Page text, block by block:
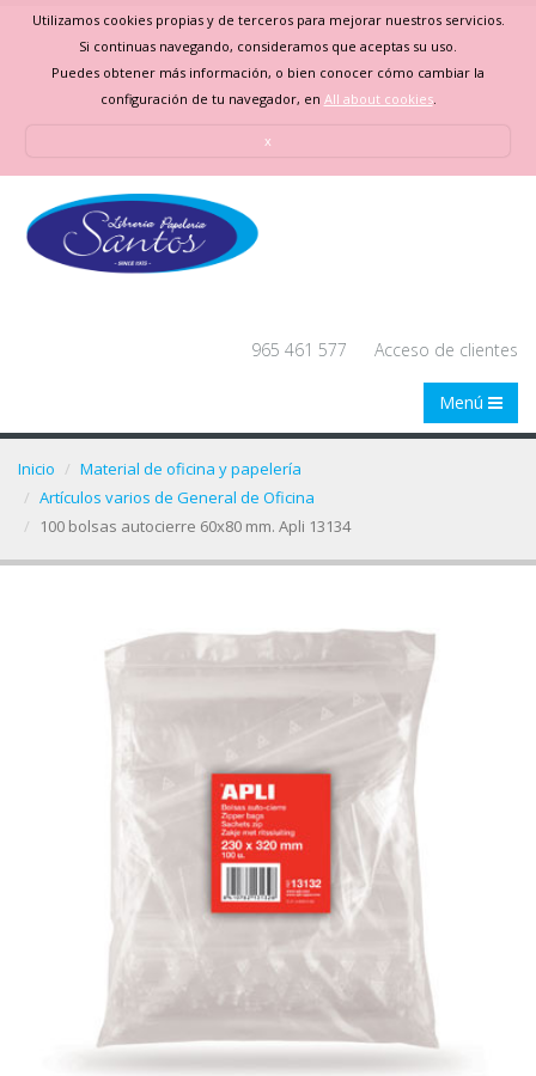
Utilizamos cookies propias y de terceros para mejorar nuestros servicios.
Si continuas navegando, consideramos que aceptas su uso.
Puedes obtener más información, o bien conocer cómo cambiar la
configuración de tu navegador, en All about cookies.
x
965 461 577 Acceso de clientes
Menú
Inicio
Material de oficina y papelería
Artículos varios de General de Oficina
100 bolsas autocierre 60x80 mm. Apli 13134